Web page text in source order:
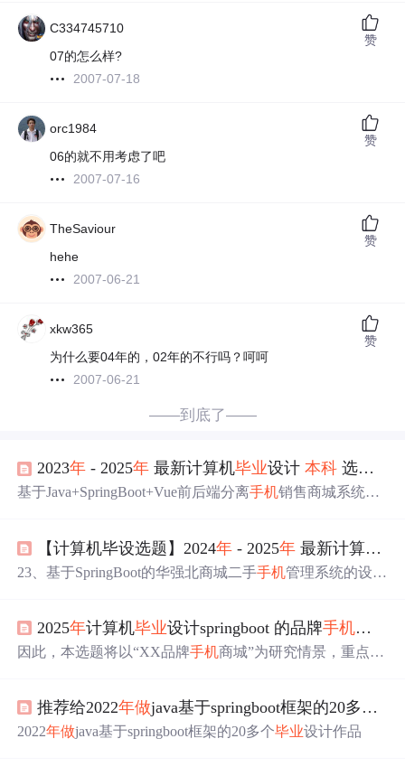
C334745710
07的怎么样?
2007-07-18
赞
orc1984
06的就不用考虑了吧
2007-07-16
赞
TheSaviour
hehe
2007-06-21
赞
xkw365
为什么要04年的，02年的不行吗？呵呵
2007-06-21
赞
——到底了——
2023年 - 2025年 最新计算机毕业设计本科 选题大全 汇总
基于Java+SpringBoot+Vue前后端分离手机销售商城系统设
购出入库系统设计实现基于Java+SpringBoot+Vue前后端分
离摄影分享网站平台系统基于Java+SpringBoot+Vue前后端
【计算机毕设选题】2024年 - 2025年 最新计算机
23、基于SpringBoot的华强北商城二手手机管理系统的设计
的设计与实现。11、基于SpringBoot的汽车票网上预订系统
的设计与实现。15、基于SpringBoot的学生宿舍信息的系统
的设计与实现。
2025年计算机毕业设计springboot 的品牌手机商城
因此，本选题将以“XX品牌手机商城”为研究情景，重点分
策略等方面的问题原因与机制，并提出对策建议，为后续
更加深入的研究提供基础。首先，通过软件工程方法，对
推荐给2022年做java基于springboot框架的20多个
2022年做java基于springboot框架的20多个毕业设计作品